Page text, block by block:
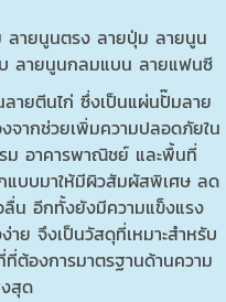
ายนูนตรง ลายปุ่ม ลายนูน
ลายนูนกลมแบน ลายแฟนซี
ายตีนไก่ ซึ่งเป็นแผ่นปั๊มลาย
จากช่วยเพิ่มความปลอดภัยใน
รม อาคารพาณิชย์ และพื้นที่
แบบมาให้มีผิวสัมผัสพิเศษ ลด
น อีกทั้งยังมีความแข็งแรง
ย จึงเป็นวัสดุที่เหมาะสำหรับ
ต้องการมาตรฐานด้านความ
สุด